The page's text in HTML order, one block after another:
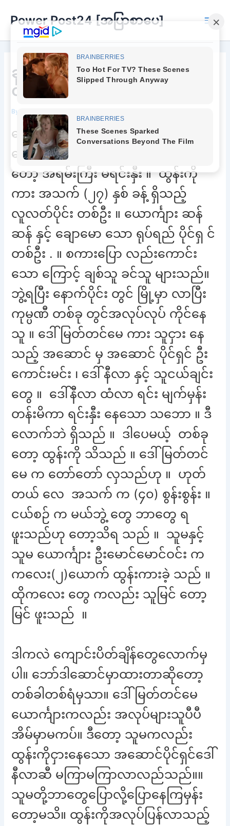
content
Power Post24 [အပြာစာပေ]
Main
ခုချိန်မှတော့ မညှာပါနဲ့တော့ မမ
တို့ရယ်
By
ဒေါ်မြတ်တင်မေ ကို ထွန်းကို သိတာ
တော့ ကြာပြီ ။ ဒါပေ မယ့် ရင်းနှီး တာ
တော့ အရမ်းကြီး မရင်းနှီး ။ ထွန်းကို
ကား အသက် (၂၇) နှစ် ခန့် ရှိသည့်
လူလတ်ပိုင်း တစ်ဦး ။ ယောင်္ကျား ဆန်
ဆန် နှင့် ချောမော သော ရုပ်ရည် ပိုင်ရှ င်
တစ်ဦး . ။ စကားပြော လည်းကောင်း
သော ကြောင့် ချစ်သူ ခင်သူ များသည်။
ဘွဲ့ရပြီး နောက်ပိုင်း တွင် မြို့မှာ လာပြီး
ကုမ္ပဏီ တစ်ခု တွင်အလုပ်လုပ် ကိုင်နေ
သူ ။ ဒေါ်မြတ်တင်မေ ကား သူငှား နေ
သည့် အဆောင် မှ အဆောင် ပိုင်ရှင် ဦး
ကောင်းမင်း ၊ ဒေါ် နီလာ နှင့် သူငယ်ချင်း
တွေ ။ ဒေါ်နီလာ ထံလာ ရင်း မျက်မှန်း
တန်းမိကာ ရင်းနှီး နေသော သဘော ။ ဒီ
လောက်ဘဲ ရှိသည် ။ ဒါပေမယ့် တစ်ခု
တော့ ထွန်းကို သိသည် ။ ဒေါ်မြတ်တင်
မေ က တော်တော် လှသည်ဟု ။ ဟုတ်
တယ် လေ အသက် က (၄၀) စွန်းစွန်း ။
ငယ်စဉ် က မယ်ဘွဲ့ တွေ ဘာတွေ ရ
ဖူးသည်ဟု တော့သိရ သည် ။ သူမနှင့်
သူမ ယောင်္ကျား ဦးမောင်မောင်ဝင်း က
ကလေး(၂)ယောက် ထွန်းကားခဲ့ သည် ။
ထိုကလေး တွေ ကလည်း သူမြင် တော့
မြင် ဖူးသည် ။
ဒါကလဲ ကျောင်းပိတ်ချိန်တွေလောက်မှ
ပါ။ ဘော်ဒါဆောင်မှာထားတာဆိုတော့
တစ်ခါတစ်ရံမှသာ။ ဒေါ်မြတ်တင်မေ
ယောင်္ကျားကလည်း အလုပ်များသူပီပီ
အိမ်မှာမကပ်။ ဒီတော့ သူမကလည်း
ထွန်းကိုငှားနေသော အဆောင်ပိုင်ရှင်ဒေါ်
နီလာဆီ မကြာမကြာလာလည်သည်။။
သူမတို့ဘာတွေပြောလို့ပြောနေကြမှန်း
တော့မသိ။ ထွန်းကိုအလုပ်ပြန်လာသည့်